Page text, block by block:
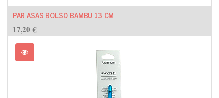
PAR ASAS BOLSO BAMBU 13 CM
17,20 €